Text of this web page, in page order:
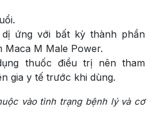
ứng với bất kỳ thành phần
Maca M Male Power.
thuốc điều trị nên tham
gia y tế trước khi dùng.
vào tình trạng bệnh lý và cơ